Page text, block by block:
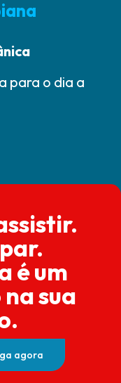
para o dia a
é um
sua
agora